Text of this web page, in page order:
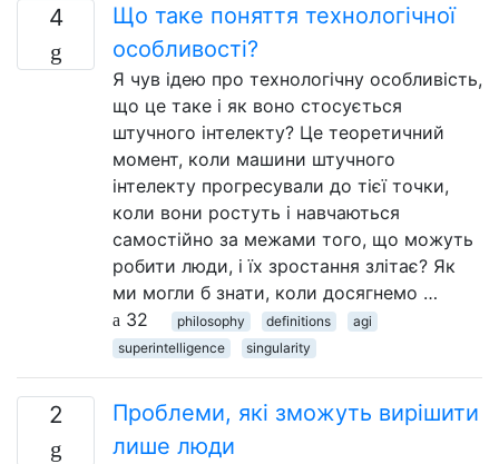
4
Що таке поняття технологічної
особливості?
Я чув ідею про технологічну особливість,
що це таке і як воно стосується
штучного інтелекту? Це теоретичний
момент, коли машини штучного
інтелекту прогресували до тієї точки,
коли вони ростуть і навчаються
самостійно за межами того, що можуть
робити люди, і їх зростання злітає? Як
ми могли б знати, коли досягнемо …
32
philosophy definitions
agi
superintelligence
singularity
2
Проблеми, які зможуть вирішити
лише люди